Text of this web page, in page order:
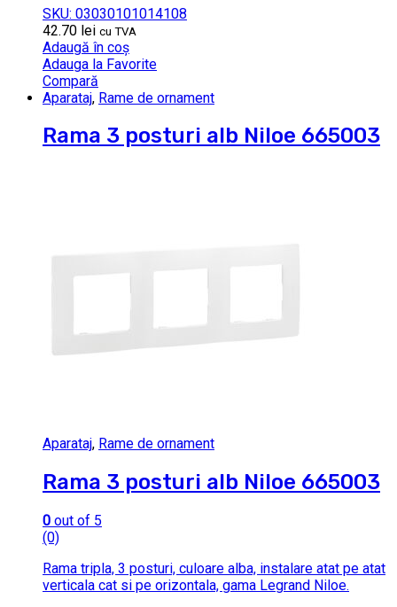
SKU: 03030101014108
42.70 lei cu TVA
Adaugă în coș
Adauga la Favorite
Compară
Aparataj, Rame de ornament
Rama 3 posturi alb Niloe 665003
Aparataj, Rame de ornament
Rama 3 posturi alb Niloe 665003
0 out of 5
(0)
Rama tripla, 3 posturi, culoare alba, instalare atat pe atat
verticala cat si pe orizontala, gama Legrand Niloe.